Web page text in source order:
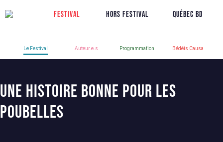
Festival Hors Festival Québec BD
Le Festival Auteur.e.s Programmation Bédéis Causa
Une histoire bonne pour les
poubelles